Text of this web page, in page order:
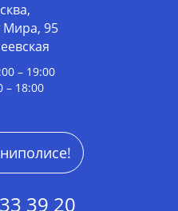
Мира, 95
– 19:00
– 18:00
39 20